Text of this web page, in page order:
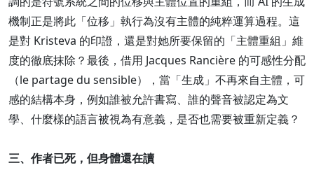
機制正是將此「位移」執行為沒有主體的純粹運算過程。這
是對 Kristeva 的印證，還是對她所要保留的「主體重組」維
度的徹底抹除？最後，借用 Jacques Rancière 的可感性分配
（le partage du sensible），當「生成」不再來自主體，可
感的結構本身，例如誰被允許書寫、誰的聲音被認定為文
學、什麼樣的語言被視為有意義，是否也需要被重新定義？
三、作者已死，但身體還在讀